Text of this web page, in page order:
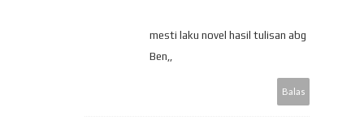
mesti laku novel hasil tulisan abg
Ben,,
Balas